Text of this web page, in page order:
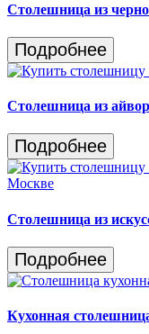
Столешница из
Подробнее
Столешница из
Подробнее
Столешница из
Подробнее
Кухонная